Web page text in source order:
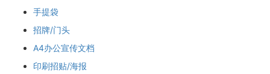
手提袋
招牌/门头
A4办公宣传文档
印刷招贴/海报